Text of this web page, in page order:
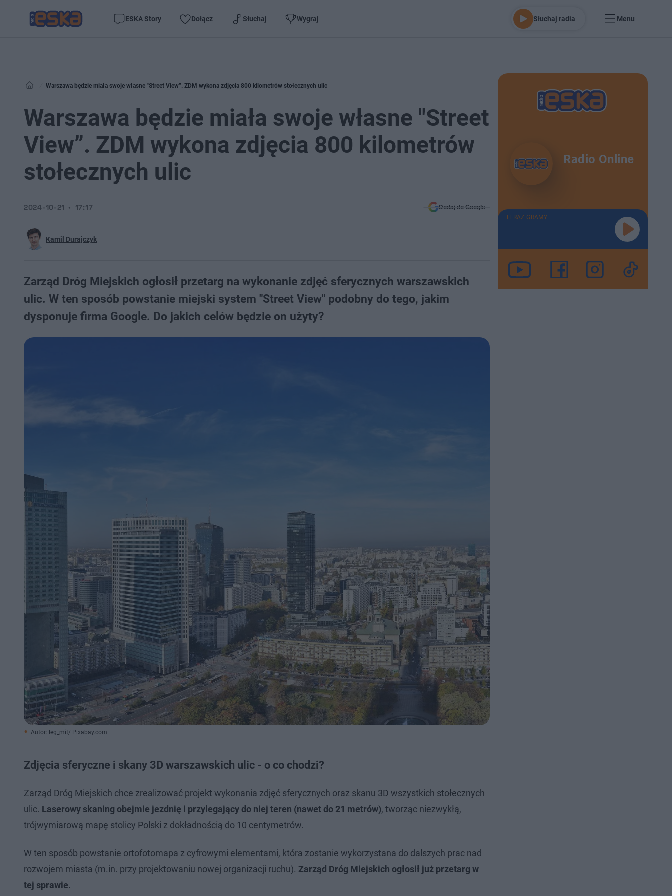
ESKA Story Dołącz Słuchaj Wygraj Słuchaj radia Menu
Warszawa będzie miała swoje własne "Street View”. ZDM wykona zdjęcia 800 kilometrów stołecznych ulic
Warszawa będzie miała swoje własne "Street
View”. ZDM wykona zdjęcia 800 kilometrów
stołecznych ulic
Kamil Durajczyk
2024-10-21 17:17 Dodaj do Google
Zarząd Dróg Miejskich ogłosił przetarg na wykonanie zdjęć sferycznych warszawskich
ulic. W ten sposób powstanie miejski system "Street View" podobny do tego, jakim
dysponuje firma Google. Do jakich celów będzie on użyty?
Autor: leg_mit/ Pixabay.com
Zdjęcia sferyczne i skany 3D warszawskich ulic - o co chodzi?
Zarząd Dróg Miejskich chce zrealizować projekt wykonania zdjęć sferycznych oraz skanu 3D wszystkich stołecznych
ulic. Laserowy skaning obejmie jezdnię i przylegający do niej teren (nawet do 21 metrów), tworząc niezwykłą,
trójwymiarową mapę stolicy Polski z dokładnością do 10 centymetrów.
W ten sposób powstanie ortofotomapa z cyfrowymi elementami, która zostanie wykorzystana do dalszych prac nad
rozwojem miasta (m.in. przy projektowaniu nowej organizacji ruchu). Zarząd Dróg Miejskich ogłosił już przetarg w
tej sprawie.
Radio Online
TERAZ GRAMY